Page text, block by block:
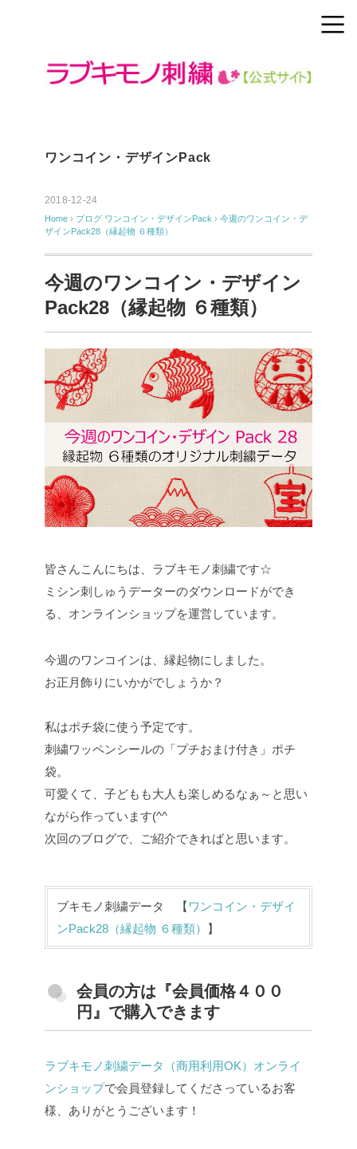
ワンコイン・デザインPack
2018-12-24
Home › ブログ ワンコイン・デザインPack › 今週のワンコイン・デ
ザインPack28（縁起物 ６種類）
今週のワンコイン・デザイン
Pack28（縁起物 ６種類）
皆さんこんにちは、ラブキモノ刺繍です☆
ミシン刺しゅうデーターのダウンロードができ
る、オンラインショップを運営しています。
今週のワンコインは、縁起物にしました。
お正月飾りにいかがでしょうか？
私はポチ袋に使う予定です。
刺繍ワッペンシールの「プチおまけ付き」ポチ
袋。
可愛くて、子どもも大人も楽しめるなぁ～と思い
ながら作っています(^^
次回のブログで、ご紹介できればと思います。
ブキモノ刺繍データ 【 ワンコイン・デザイ
ンPack28（縁起物 ６種類）
】
会員の方は『会員価格４００
円』で購入できます
ラブキモノ刺繍データ（商用利用OK）オンライ
ンショップで会員登録してくださっているお客
様、ありがとうございます！